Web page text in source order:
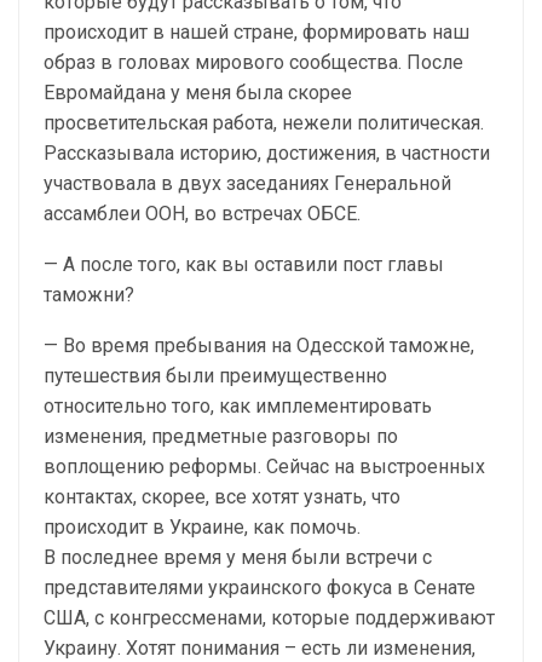
происходит в нашей стране, формировать наш
образ в головах мирового сообщества. После
Евромайдана у меня была скорее
просветительская работа, нежели политическая.
Рассказывала историю, достижения, в частности
участвовала в двух заседаниях Генеральной
ассамблеи ООН, во встречах ОБСЕ.
— А после того, как вы оставили пост главы
таможни?
— Во время пребывания на Одесской таможне,
путешествия были преимущественно
относительно того, как имплементировать
изменения, предметные разговоры по
воплощению реформы. Сейчас на выстроенных
контактах, скорее, все хотят узнать, что
происходит в Украине, как помочь.
В последнее время у меня были встречи с
представителями украинского фокуса в Сенате
США, с конгрессменами, которые поддерживают
Украину. Хотят понимания – есть ли изменения,